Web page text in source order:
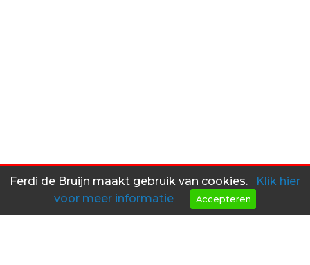
Ferdi de Bruijn maakt gebruik van cookies.
Klik hier
voor meer informatie
Accepteren